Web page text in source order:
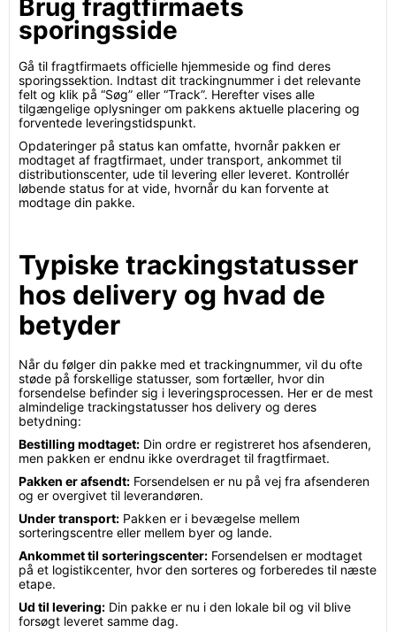
Brug fragtfirmaets
sporingsside
Gå til fragtfirmaets officielle hjemmeside og find deres
sporingssektion. Indtast dit trackingnummer i det relevante
felt og klik på “Søg” eller “Track”. Herefter vises alle
tilgængelige oplysninger om pakkens aktuelle placering og
forventede leveringstidspunkt.
Opdateringer på status kan omfatte, hvornår pakken er
modtaget af fragtfirmaet, under transport, ankommet til
distributionscenter, ude til levering eller leveret. Kontrollér
løbende status for at vide, hvornår du kan forvente at
modtage din pakke.
Typiske trackingstatusser
hos delivery og hvad de
betyder
Når du følger din pakke med et trackingnummer, vil du ofte
støde på forskellige statusser, som fortæller, hvor din
forsendelse befinder sig i leveringsprocessen. Her er de mest
almindelige trackingstatusser hos delivery og deres
betydning:
Bestilling modtaget: Din ordre er registreret hos afsenderen,
men pakken er endnu ikke overdraget til fragtfirmaet.
Pakken er afsendt: Forsendelsen er nu på vej fra afsenderen
og er overgivet til leverandøren.
Under transport: Pakken er i bevægelse mellem
sorteringscentre eller mellem byer og lande.
Ankommet til sorteringscenter: Forsendelsen er modtaget
på et logistikcenter, hvor den sorteres og forberedes til næste
etape.
Ud til levering: Din pakke er nu i den lokale bil og vil blive
forsøgt leveret samme dag.